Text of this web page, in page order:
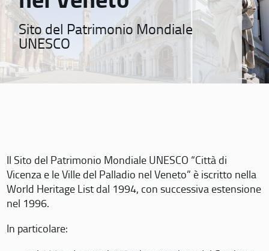
Sito del Patrimonio Mondiale
UNESCO
Il Sito del Patrimonio Mondiale UNESCO “Città di
Vicenza e le Ville del Palladio nel Veneto” è iscritto nella
World Heritage List dal 1994, con successiva estensione
nel 1996.
In particolare: